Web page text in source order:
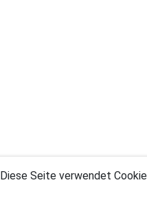
Diese Seite verwendet